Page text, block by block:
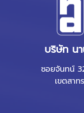
บริษัท น
ซอยจันทน์
เขตสา